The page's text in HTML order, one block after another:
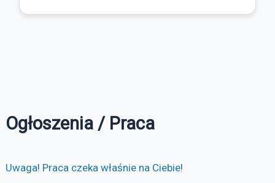
Ogłoszenia / Praca
Uwaga! Praca czeka właśnie na Ciebie!